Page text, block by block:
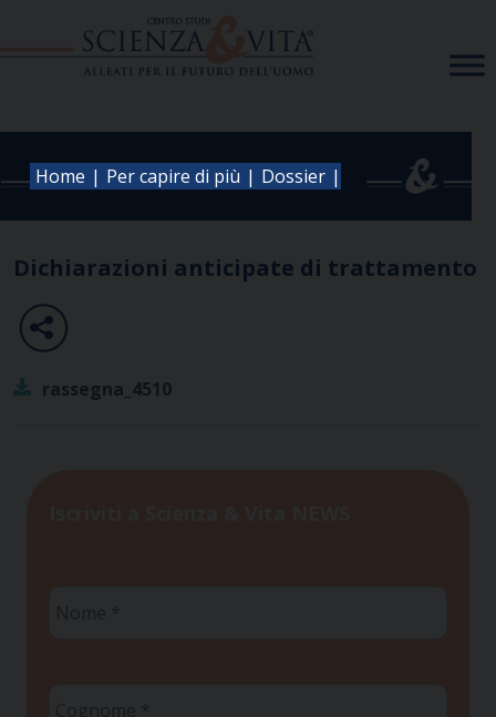
Home | Per capire di più | Dossier |
Dichiarazioni anticipate di trattamento
rassegna_4510